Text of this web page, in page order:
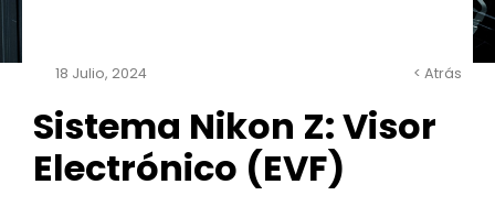
18 Julio, 2024 < Atrás
Sistema Nikon Z: Visor
Electrónico (EVF)